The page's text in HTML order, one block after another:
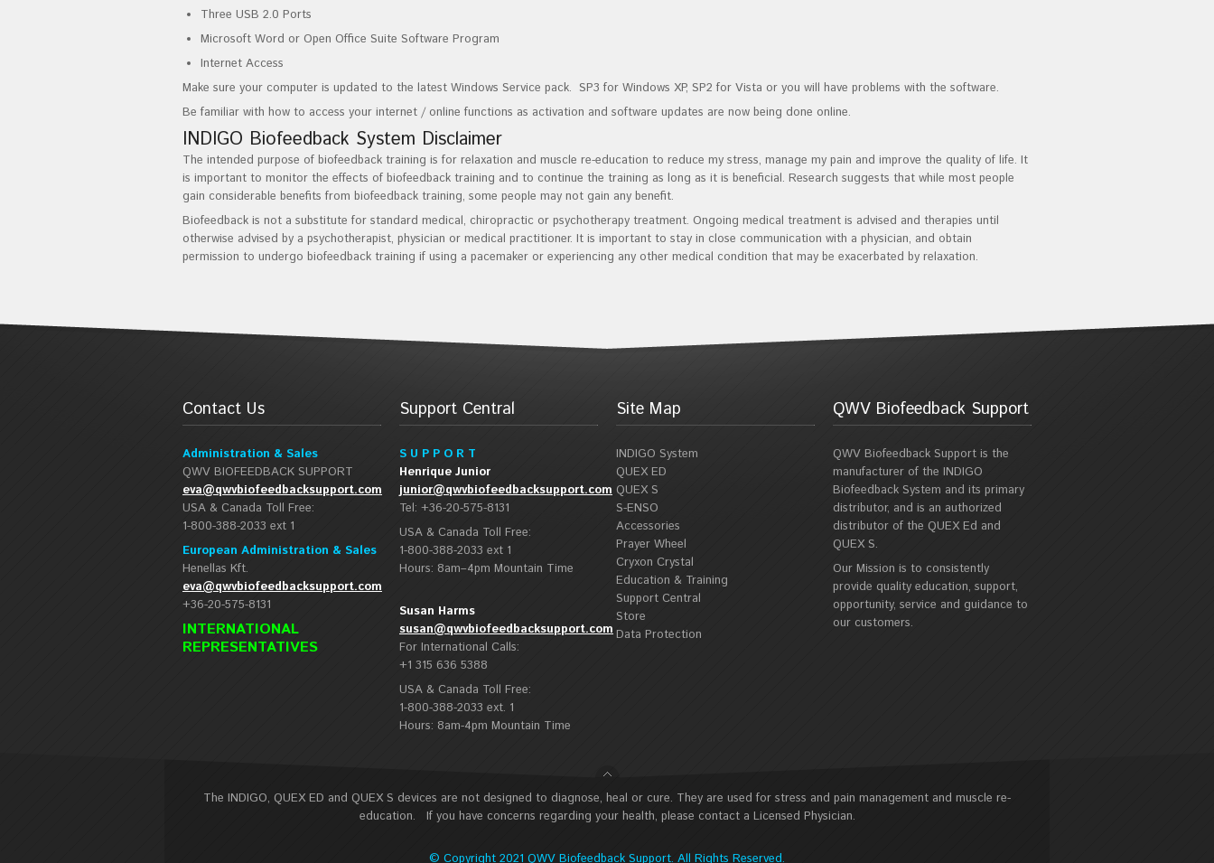
Three USB 2.0 Ports
Microsoft Word or Open Office Suite Software Program
Internet Access
Make sure your computer is updated to the latest Windows Service pack. SP3 for Windows XP, SP2 for Vista or you will have problems with the software.
Be familiar with how to access your internet / online functions as activation and software updates are now being done online.
INDIGO Biofeedback System Disclaimer
The intended purpose of biofeedback training is for relaxation and muscle re-education to reduce my stress, manage my pain and improve the quality of life. It
is important to monitor the effects of biofeedback training and to continue the training as long as it is beneficial. Research suggests that while most people
gain considerable benefits from biofeedback training, some people may not gain any benefit.
Biofeedback is not a substitute for standard medical, chiropractic or psychotherapy treatment. Ongoing medical treatment is advised and therapies until
otherwise advised by a psychotherapist, physician or medical practitioner. It is important to stay in close communication with a physician, and obtain
permission to undergo biofeedback training if using a pacemaker or experiencing any other medical condition that may be exacerbated by relaxation.
Contact Us
Administration & Sales
QWV BIOFEEDBACK SUPPORT
eva@qwvbiofeedbacksupport.com
USA & Canada Toll Free:
1-800-388-2033 ext 1
European Administration & Sales
Henellas Kft.
eva@qwvbiofeedbacksupport.com
+36-20-575-8131
INTERNATIONAL
REPRESENTATIVES
Support Central
S U P P O R T
Henrique Junior
junior@qwvbiofeedbacksupport.com
Tel: +36-20-575-8131
USA & Canada Toll Free:
1-800-388-2033 ext 1
Hours: 8am–4pm Mountain Time
Susan Harms
susan@qwvbiofeedbacksupport.com
For International Calls:
+1 315 636 5388
USA & Canada Toll Free:
1-800-388-2033 ext. 1
Hours: 8am-4pm Mountain Time
Site Map
INDIGO System
QUEX ED
QUEX S
S-ENSO
Accessories
Prayer Wheel
Cryxon Crystal
Education & Training
Support Central
Store
Data Protection
QWV Biofeedback Support
QWV Biofeedback Support is the
manufacturer of the INDIGO
Biofeedback System and its primary
distributor, and is an authorized
distributor of the QUEX Ed and
QUEX S.
Our Mission is to consistently
provide quality education, support,
opportunity, service and guidance to
our customers.
The INDIGO, QUEX ED and QUEX S devices are not designed to diagnose, heal or cure. They are used for stress and pain management and muscle re-
education. If you have concerns regarding your health, please contact a Licensed Physician.
© Copyright 2021 QWV Biofeedback Support. All Rights Reserved.